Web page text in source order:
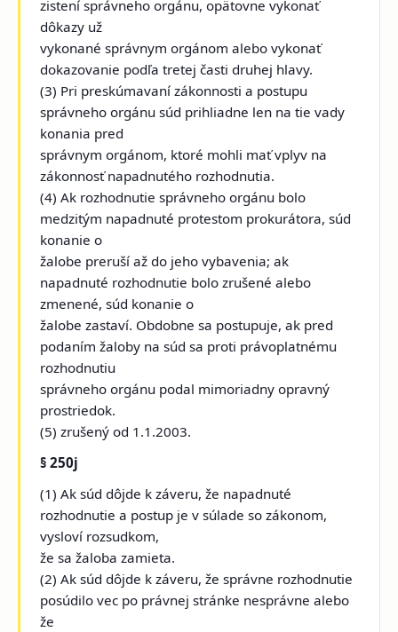
zistení správneho orgánu, opätovne vykonať
dôkazy už
vykonané správnym orgánom alebo vykonať
dokazovanie podľa tretej časti druhej hlavy.
(3) Pri preskúmavaní zákonnosti a postupu
správneho orgánu súd prihliadne len na tie vady
konania pred
správnym orgánom, ktoré mohli mať vplyv na
zákonnosť napadnutého rozhodnutia.
(4) Ak rozhodnutie správneho orgánu bolo
medzitým napadnuté protestom prokurátora, súd
konanie o
žalobe preruší až do jeho vybavenia; ak
napadnuté rozhodnutie bolo zrušené alebo
zmenené, súd konanie o
žalobe zastaví. Obdobne sa postupuje, ak pred
podaním žaloby na súd sa proti právoplatnému
rozhodnutiu
správneho orgánu podal mimoriadny opravný
prostriedok.
(5) zrušený od 1.1.2003.
§ 250j
(1) Ak súd dôjde k záveru, že napadnuté
rozhodnutie a postup je v súlade so zákonom,
vysloví rozsudkom,
že sa žaloba zamieta.
(2) Ak súd dôjde k záveru, že správne rozhodnutie
posúdilo vec po právnej stránke nesprávne alebo
že